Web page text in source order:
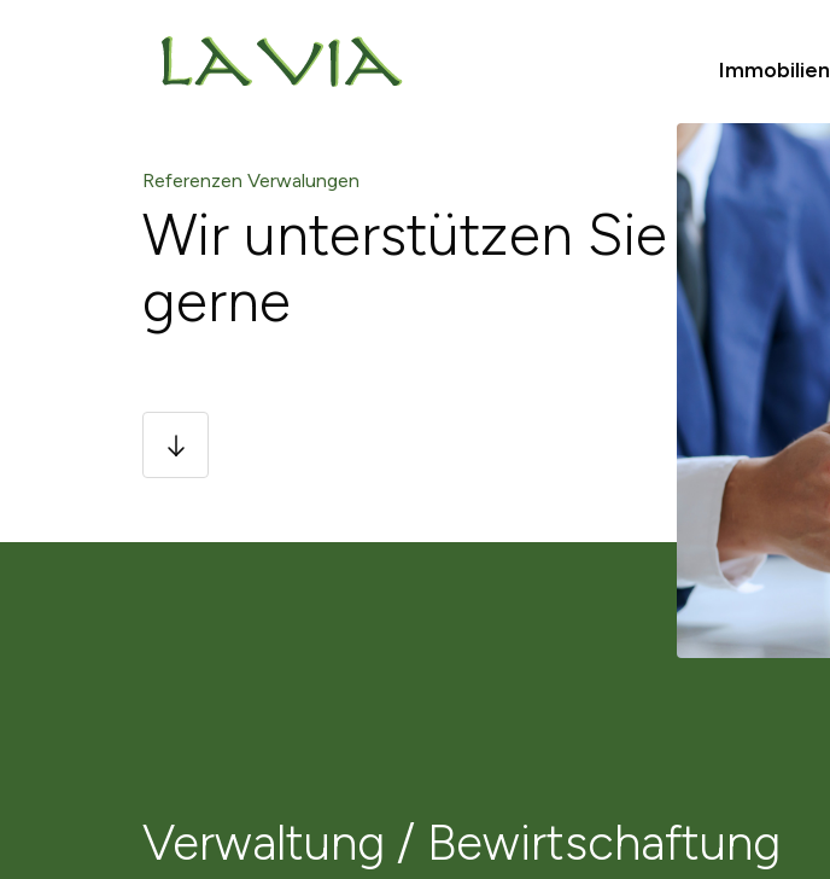
Immobilien
Referenzen Verwalungen
Wir unterstützen Sie
gerne
Verwaltung / Bewirtschaftung